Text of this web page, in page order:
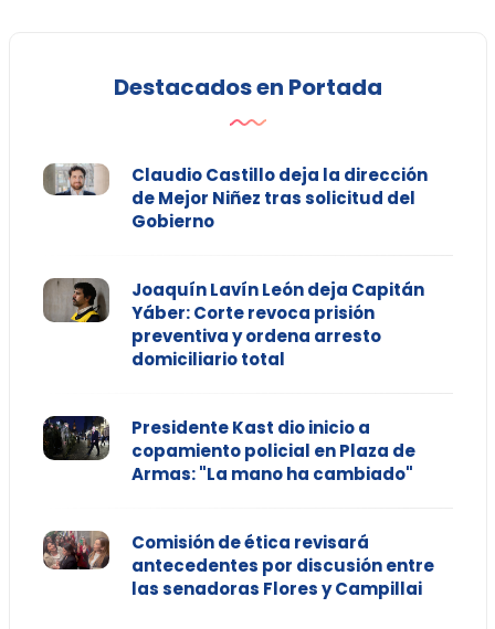
Destacados en Portada
Claudio Castillo deja la dirección
de Mejor Niñez tras solicitud del
Gobierno
Joaquín Lavín León deja Capitán
Yáber: Corte revoca prisión
preventiva y ordena arresto
domiciliario total
Presidente Kast dio inicio a
copamiento policial en Plaza de
Armas: "La mano ha cambiado"
Comisión de ética revisará
antecedentes por discusión entre
las senadoras Flores y Campillai